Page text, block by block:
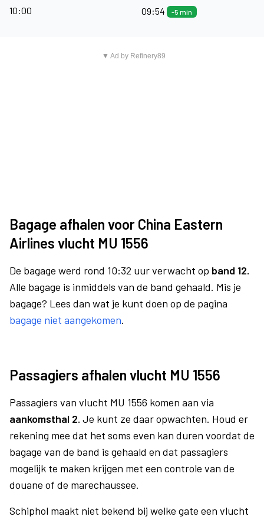
10:00
09:54
-5 min
▼ Ad by Refinery89
Bagage afhalen voor China Eastern
Airlines vlucht MU 1556
De bagage werd rond 10:32 uur verwacht op band 12.
Alle bagage is inmiddels van de band gehaald. Mis je
bagage? Lees dan wat je kunt doen op de pagina
bagage niet aangekomen.
Passagiers afhalen vlucht MU 1556
Passagiers van vlucht MU 1556 komen aan via
aankomsthal 2. Je kunt ze daar opwachten. Houd er
rekening mee dat het soms even kan duren voordat de
bagage van de band is gehaald en dat passagiers
mogelijk te maken krijgen met een controle van de
douane of de marechaussee.
Schiphol maakt niet bekend bij welke gate een vlucht